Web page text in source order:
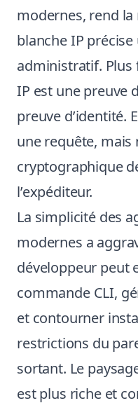
modernes, rend la
blanche IP
administratif.
IP est une preuve
preuve d’identité.
une requête, mais
cryptographique
l’expéditeur.
La simplicité des
modernes a
développeur peut
commande CLI,
et contourner
restrictions du
sortant. Le
est plus riche et